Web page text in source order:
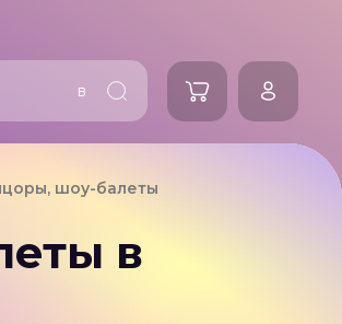
в
шоу-балеты
в